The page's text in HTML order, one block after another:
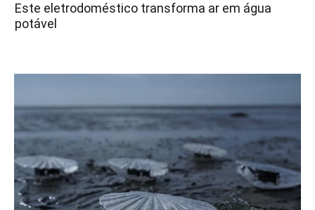
Este eletrodoméstico transforma ar em água
potável